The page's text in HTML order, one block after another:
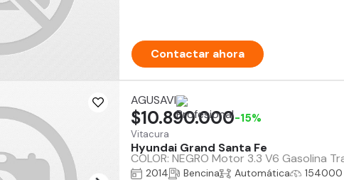
Contactar ahora
AGUSAVI
Vitacura
Hyundai Grand Santa Fe
COLOR: NEGRO Motor 3.3 V6
$10.890.000-15%
2014 Bencina Automática 154000